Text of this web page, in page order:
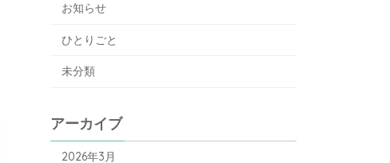
お知らせ
ひとりごと
未分類
アーカイブ
2026年3月